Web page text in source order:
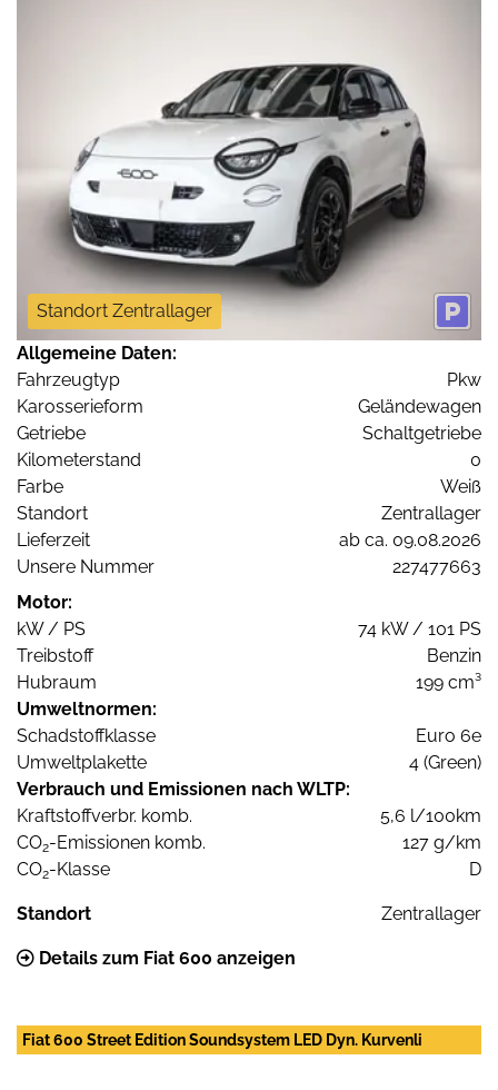
Standort Zentrallager
Allgemeine Daten:
Fahrzeugtyp
Pkw
Karosserieform
Geländewagen
Getriebe
Schaltgetriebe
Kilometerstand
0
Farbe
Weiß
Standort
Zentrallager
Lieferzeit
ab ca. 09.08.2026
Unsere Nummer
227477663
Motor:
kW / PS
74 kW / 101 PS
Treibstoff
Benzin
Hubraum
199 cm³
Umweltnormen:
Schadstoffklasse
Euro 6e
Umweltplakette
4 (Green)
Verbrauch und Emissionen nach WLTP:
Kraftstoffverbr. komb.
5,6 l/100km
CO2-Emissionen komb.
127 g/km
CO2-Klasse D
Standort Zentrallager
Details zum Fiat 600 anzeigen
Fiat 600 Street Edition Soundsystem LED Dyn. Kurvenli